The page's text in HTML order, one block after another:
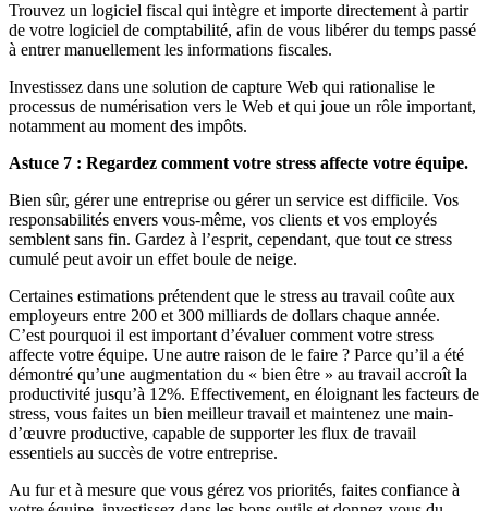
Trouvez un logiciel fiscal qui intègre et importe directement à partir
de votre logiciel de comptabilité, afin de vous libérer du temps passé
à entrer manuellement les informations fiscales.
Investissez dans une solution de capture Web qui rationalise le
processus de numérisation vers le Web et qui joue un rôle important,
notamment au moment des impôts.
Astuce 7 : Regardez comment votre stress affecte votre équipe.
Bien sûr, gérer une entreprise ou gérer un service est difficile. Vos
responsabilités envers vous-même, vos clients et vos employés
semblent sans fin. Gardez à l’esprit, cependant, que tout ce stress
cumulé peut avoir un effet boule de neige.
Certaines estimations prétendent que le stress au travail coûte aux
employeurs entre 200 et 300 milliards de dollars chaque année.
C’est pourquoi il est important d’évaluer comment votre stress
affecte votre équipe. Une autre raison de le faire ? Parce qu’il a été
démontré qu’une augmentation du « bien être » au travail accroît la
productivité jusqu’à 12%. Effectivement, en éloignant les facteurs de
stress, vous faites un bien meilleur travail et maintenez une main-
d’œuvre productive, capable de supporter les flux de travail
essentiels au succès de votre entreprise.
Au fur et à mesure que vous gérez vos priorités, faites confiance à